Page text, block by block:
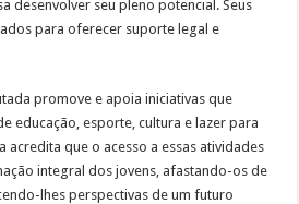
desenvolver seu pleno potencial. Seus
para oferecer suporte legal e
promove e apoia iniciativas que
educação, esporte, cultura e lazer para
acredita que o acesso a essas atividades
integral dos jovens, afastando-os de
lhes perspectivas de um futuro